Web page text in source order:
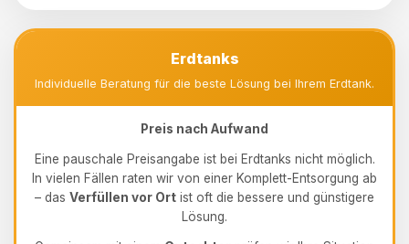
Erdtanks
Individuelle Beratung für die beste Lösung bei Ihrem Erdtank.
Preis nach Aufwand
Eine pauschale Preisangabe ist bei Erdtanks nicht möglich.
In vielen Fällen raten wir von einer Komplett-Entsorgung ab
– das Verfüllen vor Ort ist oft die bessere und günstigere
Lösung.